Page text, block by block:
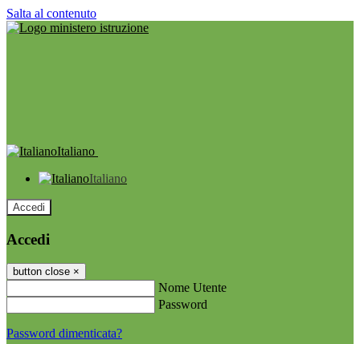
Salta al contenuto
Italiano
Italiano
Accedi
Accedi
button close ×
Nome Utente
Password
Password dimenticata?